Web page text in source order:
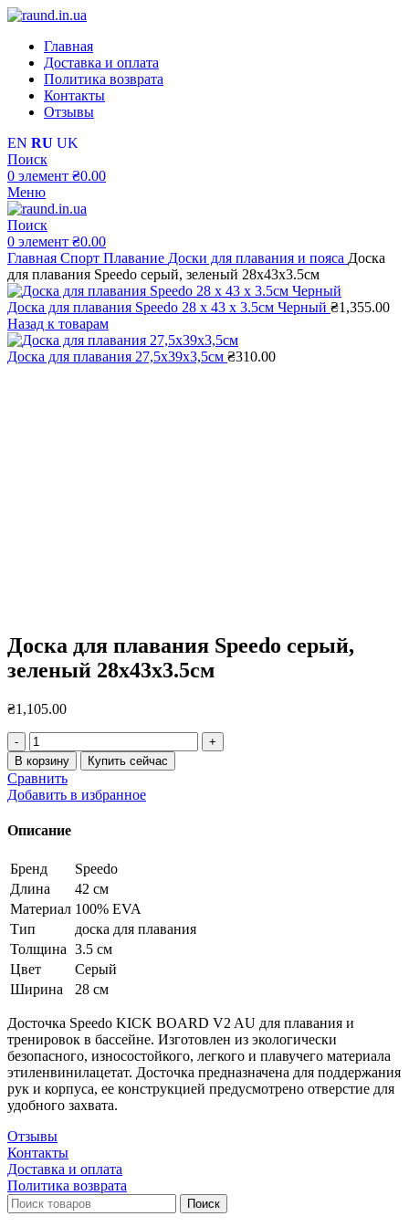
Главная
Доставка и оплата
Политика возврата
Контакты
Отзывы
EN RU UK
Поиск
0 элемент ₴0.00
Меню
Поиск
0 элемент ₴0.00
Главная Спорт Плавание Доски для плавания и пояса Доска
для плавания Speedo серый, зеленый 28x43x3.5см
Доска для плавания Speedo 28 x 43 x 3.5см Черный ₴1,355.00
Назад к товарам
Доска для плавания 27,5х39х3,5см ₴310.00
Доска для плавания Speedo серый,
зеленый 28x43x3.5см
₴1,105.00
Количество
товара
Доска
для
плавания
серый,
28x43x3.5см
В корзину Купить сейчас
Сравнить
Добавить в избранное
Описание
Бренд
Speedo
Длина
42 см
Материал 100% EVA
Тип
доска для плавания
Толщина 3.5 см
Цвет
Серый
Ширина
28 см
Досточка Speedo KICK BOARD V2 AU для плавания и
тренировок в бассейне. Изготовлен из экологически
безопасного, износостойкого, легкого и плавучего материала
этиленвинилацетат. Досточка предназначена для поддержания
рук и корпуса, ее конструкцией предусмотрено отверстие для
удобного захвата.
Отзывы
Контакты
Доставка и оплата
Политика возврата
Поиск